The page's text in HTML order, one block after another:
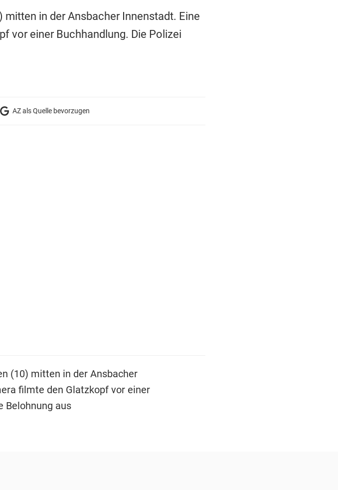
in der Ansbacher Innenstadt. Eine
vor einer Buchhandlung. Die Polizei
AZ als Quelle bevorzugen
(10) mitten in der Ansbacher
filmte den Glatzkopf vor einer
Belohnung aus